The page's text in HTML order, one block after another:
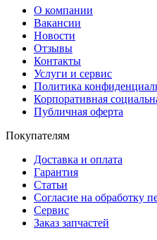
О компании
Вакансии
Новости
Отзывы
Контакты
Услуги и сервис
Политика
Корпоративная
Публичная оферта
Покупателям
Доставка и оплата
Гарантия
Статьи
Согласие на обработку
Сервис
Заказ запчастей